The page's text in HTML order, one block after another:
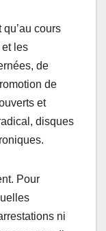
cours
les
de
de
et
disques
Pour
ni